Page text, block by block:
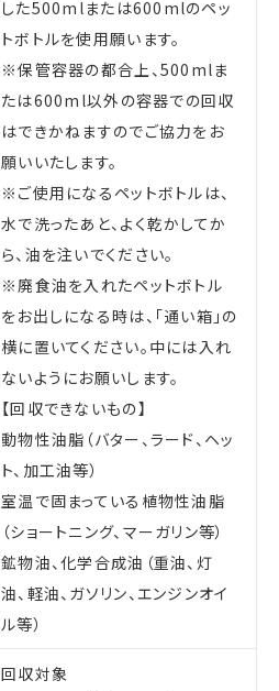
した500mlまたは600mlのペッ
トボトルを使用願います。
※保管容器の都合上、500mlま
たは600ml以外の容器での回収
はできかねますのでご協力をお
願いいたします。
※ご使用になるペットボトルは、
水で洗ったあと、よく乾かしてか
ら、油を注いでください。
※廃食油を入れたペットボトル
をお出しになる時は、「通い箱」の
横に置いてください。中には入れ
ないようにお願いします。
【回収できないもの】
動物性油脂（バター、ラード、ヘッ
ト、加工油等）
室温で固まっている植物性油脂
（ショートニング、マーガリン等）
鉱物油、化学合成油（重油、灯
油、軽油、ガソリン、エンジンオイ
ル等）
回収対象